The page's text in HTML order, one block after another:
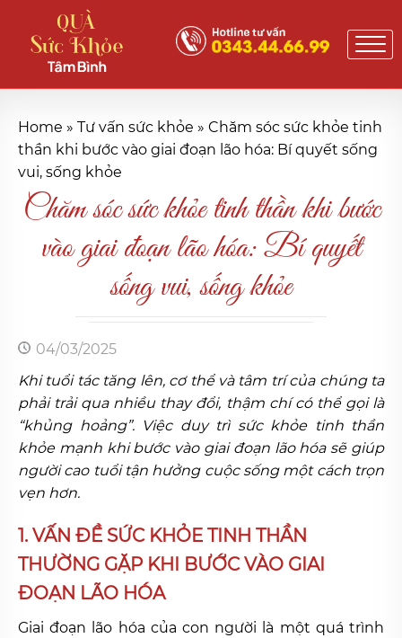
Home » Tư vấn sức khỏe » Chăm sóc sức khỏe tinh
thần khi bước vào giai đoạn lão hóa: Bí quyết sống
vui, sống khỏe
Chăm sóc sức khỏe tinh thần khi bước
vào giai đoạn lão hóa: Bí quyết
sống vui, sống khỏe
04/03/2025
Khi tuổi tác tăng lên, cơ thể và tâm trí của chúng ta
phải trải qua nhiều thay đổi, thậm chí có thể gọi là
“khủng hoảng”. Việc duy trì sức khỏe tinh thần
khỏe mạnh khi bước vào giai đoạn lão hóa sẽ giúp
người cao tuổi tận hưởng cuộc sống một cách trọn
vẹn hơn.
1. VẤN ĐỀ SỨC KHỎE TINH THẦN
THƯỜNG GẶP KHI BƯỚC VÀO GIAI
ĐOẠN LÃO HÓA
Giai đoạn lão hóa của con người là một quá trình